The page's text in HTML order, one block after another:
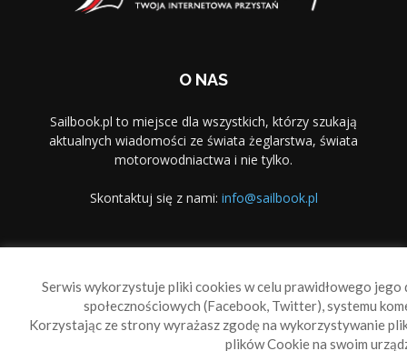
O NAS
Sailbook.pl to miejsce dla wszystkich, którzy szukają
aktualnych wiadomości ze świata żeglarstwa, świata
motorowodniactwa i nie tylko.
Skontaktuj się z nami: info@sailbook.pl
Serwis wykorzystuje pliki cookies w celu prawidłowego
społecznościowych (Facebook, Twitter), systemu
Korzystając ze strony wyrażasz zgodę na wykorzystywanie
plików Cookie na swoim